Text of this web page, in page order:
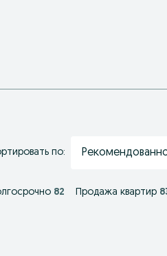
по:
82 Продажа квартир